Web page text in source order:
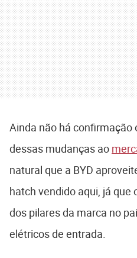
Ainda não há confirmação
dessas mudanças ao
natural que a BYD
hatch vendido aqui, já que
dos pilares da marca no
elétricos de entrada.